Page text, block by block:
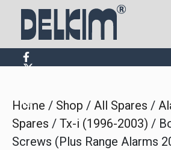
Skip
content
Home / Shop / All Spares /
Spares / Tx-i (1996-2003) /
Screws (Plus Range Alarms